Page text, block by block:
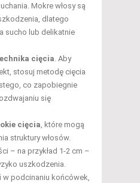
Mokre włosy są
dlatego
sucho lub delikatnie
cięcia. Aby
stosuj metodę cięcia
co zapobiegnie
się
cięcia, które mogą
struktury włosów.
– na przykład 1-2 cm –
uszkodzenia.
w podcinaniu końcówek,